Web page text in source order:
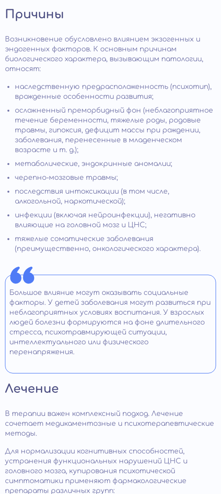
Причины
Возникновение обусловлено влиянием экзогенных и
эндогенных факторов. К основным причинам
биологического характера, вызывающим патологии,
относят:
наследственную предрасположенность (психотип),
врожденные особенности развития;
осложненный преморбидный фон (неблагоприятное
течение беременности, тяжелые роды, родовые
травмы, гипоксия, дефицит массы при рождении,
заболевания, перенесенные в младенческом
возрасте и т. д.);
метаболические, эндокринные аномалии;
черепно-мозговые травмы;
последствия интоксикации (в том числе,
алкогольной, наркотической);
инфекции (включая нейроинфекции), негативно
влияющие на головной мозг и ЦНС;
тяжелые соматические заболевания
(преимущественно, онкологического характера).
Большое влияние могут оказывать социальные
факторы. У детей заболевания могут развиться при
неблагоприятных условиях воспитания. У взрослых
людей болезни формируются на фоне длительного
стресса, психотравмирующей ситуации,
интеллектуального или физического
перенапряжения.
Лечение
В терапии важен комплексный подход. Лечение
сочетает медикаментозные и психотерапевтические
методы.
Для нормализации когнитивных способностей,
устранения функциональных нарушений ЦНС и
головного мозга, купирования психотической
симптоматики применяют фармакологические
препараты различных групп: